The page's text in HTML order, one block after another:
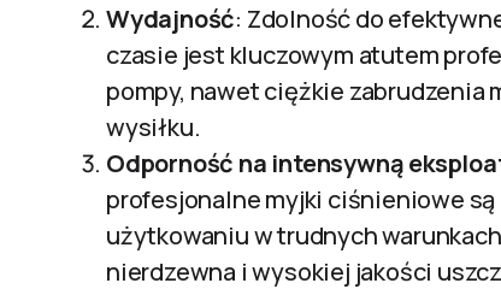
Wydajność: Zdolność do
czasie jest kluczowym atutem
pompy, nawet ciężkie zabrudzenia
wysiłku.
Odporność na intensywną
profesjonalne myjki ciśnieniowe są
użytkowaniu w trudnych
nierdzewna i wysokiej jakości